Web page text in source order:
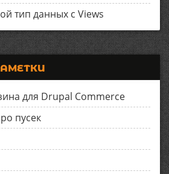
тип данных с Views
для Drupal Commerce
пусек